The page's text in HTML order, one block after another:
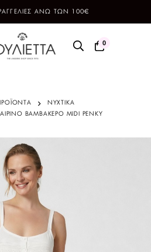
ΑΝΩ ΤΩΝ 100€
0
ΝΥΧΤΙΚΑ
ΒΑΜΒΑΚΕΡΟ MIDI PENKY